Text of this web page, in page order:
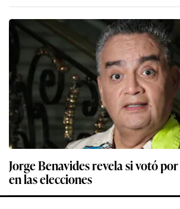
Jorge Benavides revela si votó
en las elecciones